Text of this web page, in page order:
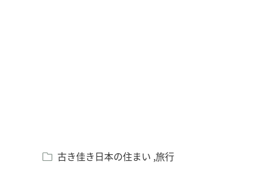
古き佳き日本の住まい 旅行